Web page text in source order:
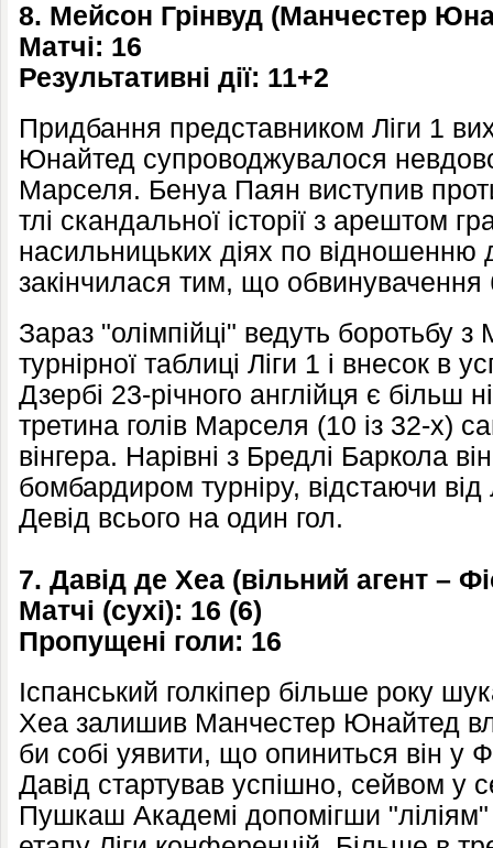
8. Мейсон Грінвуд (Манчестер
Матчі: 16
Результативні дії: 11+2
Придбання представником Ліги 1
Юнайтед супроводжувалося
Марселя. Бенуа Паян виступив
тлі скандальної історії з арештом
насильницьких діях по відношенню
закінчилася тим, що обвинувачення
Зараз "олімпійці" ведуть боротьбу
турнірної таблиці Ліги 1 і внесок в
Дзербі 23-річного англійця є більш
третина голів Марселя (10 із 32-х)
вінгера. Нарівні з Бредлі Баркола
бомбардиром турніру, відстаючи
Девід всього на один гол.
7. Давід де Хеа (вільний агент –
Матчі (сухі): 16 (6)
Пропущені голи: 16
Іспанський голкіпер більше року
Хеа залишив Манчестер Юнайтед
би собі уявити, що опиниться він у
Давід стартував успішно, сейвом у
Пушкаш Академі допомігши "ліліям"